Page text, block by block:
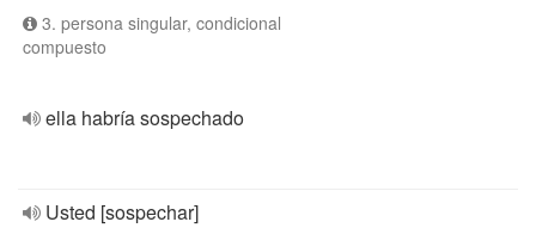
3. persona singular, condicional
compuesto
ella habría sospechado
Usted [sospechar]